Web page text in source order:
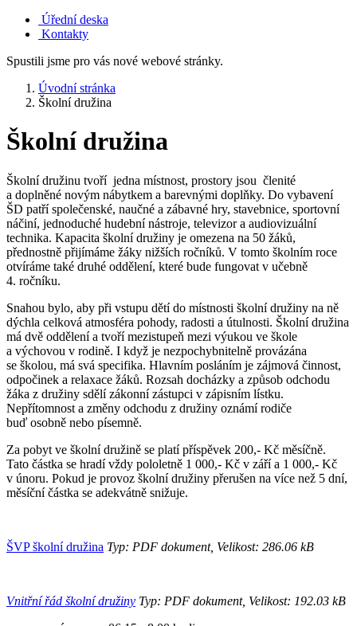
Úřední deska
Kontakty
Spustili jsme pro vás nové webové stránky.
Úvodní stránka
Školní družina
Školní družina
Školní družinu tvoří jedna místnost, prostory jsou členité
a doplněné novým nábytkem a barevnými doplňky. Do vybavení
ŠD patří společenské, naučné a zábavné hry, stavebnice, sportovní
náčiní, jednoduché hudební nástroje, televizor a audiovizuální
technika. Kapacita školní družiny je omezena na 50 žáků,
přednostně přijímáme žáky nižších ročníků. V tomto školním roce
otvíráme také druhé oddělení, které bude fungovat v učebně
4. ročníku.
Snahou bylo, aby při vstupu dětí do místnosti školní družiny na ně
dýchla celková atmosféra pohody, radosti a útulnosti. Školní družina
má dvě oddělení a tvoří mezistupeň mezi výukou ve škole
a výchovou v rodině. I když je nezpochybnitelně provázána
se školou, má svá specifika. Hlavním posláním je zájmová činnost,
odpočinek a relaxace žáků. Rozsah docházky a způsob odchodu
žáka z družiny sdělí zákonní zástupci v zápisním lístku.
Nepřítomnost a změny odchodu z družiny oznámí rodiče
buď osobně nebo písemně.
Za pobyt ve školní družině se platí příspěvek 200,- Kč měsíčně.
Tato částka se hradí vždy pololetně 1 000,- Kč v září a 1 000,- Kč
v únoru. Pokud je provoz školní družiny přerušen na více než 5 dní,
měsíční částka se adekvátně snižuje.
ŠVP školní družina Typ: PDF dokument, Velikost: 286.06 kB
Vnitřní řád školní družiny Typ: PDF dokument, Velikost: 192.03 kB